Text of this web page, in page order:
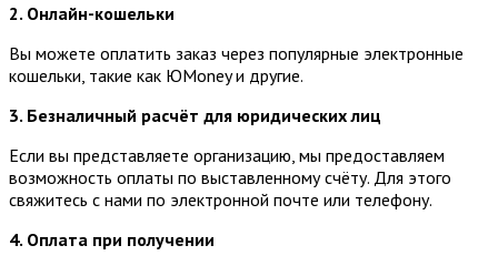
2. Онлайн-кошельки
Вы можете оплатить заказ через популярные электронные
кошельки, такие как ЮMoney и другие.
3. Безналичный расчёт для юридических лиц
Если вы представляете организацию, мы предоставляем
возможность оплаты по выставленному счёту. Для этого
свяжитесь с нами по электронной почте или телефону.
4. Оплата при получении